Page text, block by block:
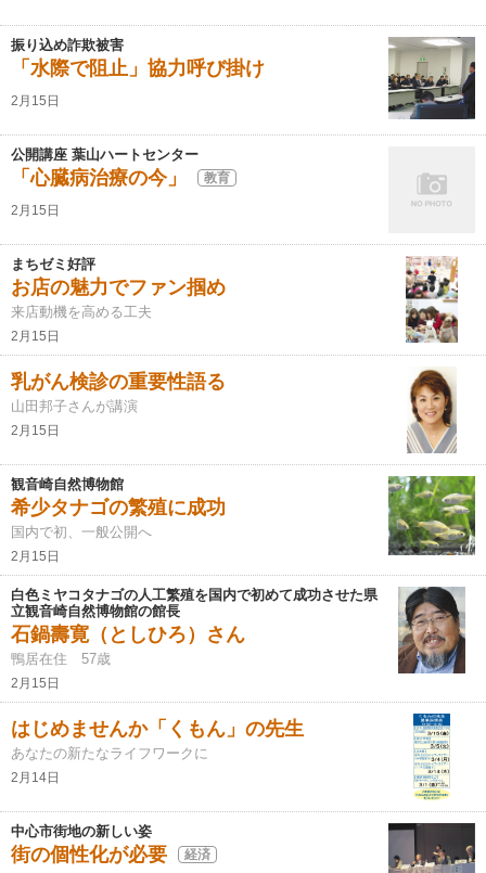
振り込め詐欺被害
「水際で阻止」協力呼び掛け
2月15日
公開講座 葉山ハートセンター
「心臓病治療の今」 教育
2月15日
まちゼミ好評
お店の魅力でファン掴め
来店動機を高める工夫
2月15日
乳がん検診の重要性語る
山田邦子さんが講演
2月15日
観音崎自然博物館
希少タナゴの繁殖に成功
国内で初、一般公開へ
2月15日
白色ミヤコタナゴの人工繁殖を国内で初めて成功させた県
立観音崎自然博物館の館長
石鍋壽寛（としひろ）さん
鴨居在住 57歳
2月15日
はじめませんか「くもん」の先生
あなたの新たなライフワークに
2月14日
中心市街地の新しい姿
街の個性化が必要 経済